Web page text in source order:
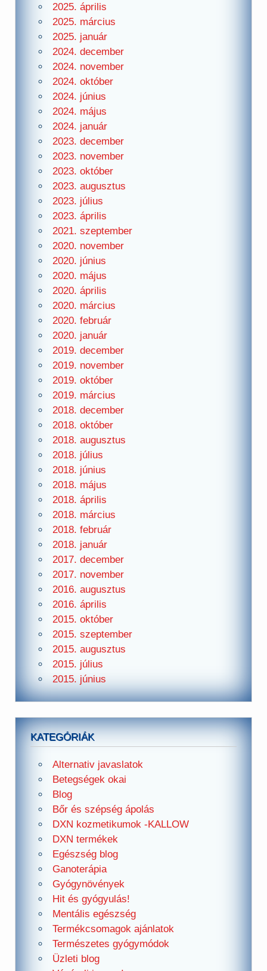
2025. április
2025. március
2025. január
2024. december
2024. november
2024. október
2024. június
2024. május
2024. január
2023. december
2023. november
2023. október
2023. augusztus
2023. július
2023. április
2021. szeptember
2020. november
2020. június
2020. május
2020. április
2020. március
2020. február
2020. január
2019. december
2019. november
2019. október
2019. március
2018. december
2018. október
2018. augusztus
2018. július
2018. június
2018. május
2018. április
2018. március
2018. február
2018. január
2017. december
2017. november
2016. augusztus
2016. április
2015. október
2015. szeptember
2015. augusztus
2015. július
2015. június
KATEGÓRIÁK
Alternativ javaslatok
Betegségek okai
Blog
Bőr és szépség ápolás
DXN kozmetikumok -KALLOW
DXN termékek
Egészség blog
Ganoterápia
Gyógynövények
Hit és gyógyulás!
Mentális egészség
Termékcsomagok ajánlatok
Természetes gyógymódok
Üzleti blog